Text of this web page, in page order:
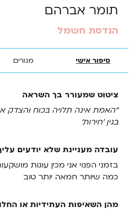
תומר אברהם
הנדסת חשמל
סיפור אישי מגורים
ציטוט שמעורר בך השראה
"האמת אינה תלויה בכוח והצדק
בגין 'חירות'
עובדה מעניינת שלא יודעים
בזמני הפנוי אני מכין עוגות
כמה שיותר חמאה יותר טוב
מהן השאיפות העתידיות או